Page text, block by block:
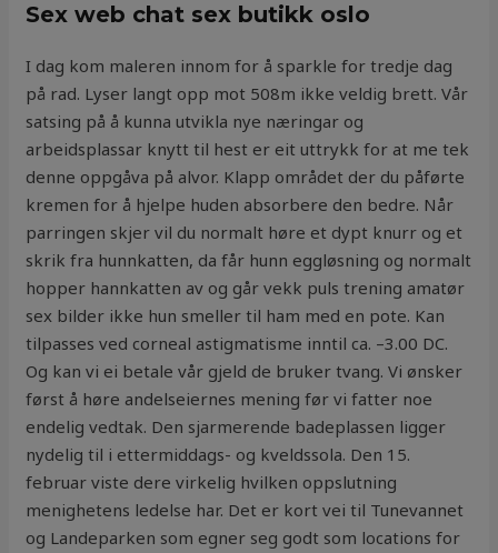
Sex web chat sex butikk oslo
I dag kom maleren innom for å sparkle for tredje dag
på rad. Lyser langt opp mot 508m ikke veldig brett. Vår
satsing på å kunna utvikla nye næringar og
arbeidsplassar knytt til hest er eit uttrykk for at me tek
denne oppgåva på alvor. Klapp området der du påførte
kremen for å hjelpe huden absorbere den bedre. Når
parringen skjer vil du normalt høre et dypt knurr og et
skrik fra hunnkatten, da får hunn eggløsning og normalt
hopper hannkatten av og går vekk puls trening amatør
sex bilder ikke hun smeller til ham med en pote. Kan
tilpasses ved corneal astigmatisme inntil ca. –3.00 DC.
Og kan vi ei betale vår gjeld de bruker tvang. Vi ønsker
først å høre andelseiernes mening før vi fatter noe
endelig vedtak. Den sjarmerende badeplassen ligger
nydelig til i ettermiddags- og kveldssola. Den 15.
februar viste dere virkelig hvilken oppslutning
menighetens ledelse har. Det er kort vei til Tunevannet
og Landeparken som egner seg godt som locations for